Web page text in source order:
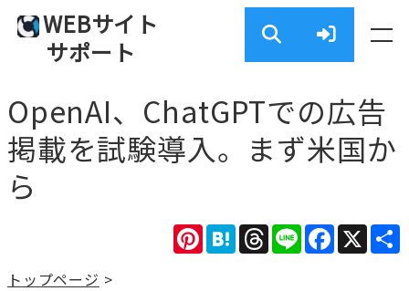
WEBサイト
サポート
OpenAI、ChatGPTでの広告
掲載を試験導入。まず米国か
ら
X
Facebook
Line
Threads
Hatena
Pinterest
トップページ >